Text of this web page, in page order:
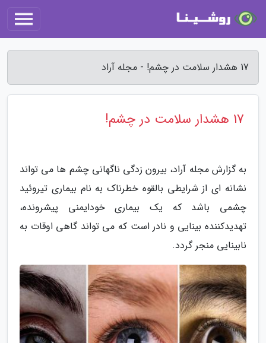
17 هشدار سلامت در چشم! - مجله آراد
17 هشدار سلامت در چشم!
به گزارش مجله آراد، بیرون زدگی ناگهانی چشم ها می تواند
نشانه ای از شرایطی بالقوه خطرناک به نام بیماری تیروئید
چشمی باشد که یک بیماری خودایمنی پیشرونده،
تهدیدکننده بینایی و نادر است که می تواند گاهی اوقات به
نابینایی منجر گردد.